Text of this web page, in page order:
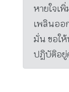
หายใจเ
เพลินออ
มั่น ขอใ
ปฏิบัติอยู่